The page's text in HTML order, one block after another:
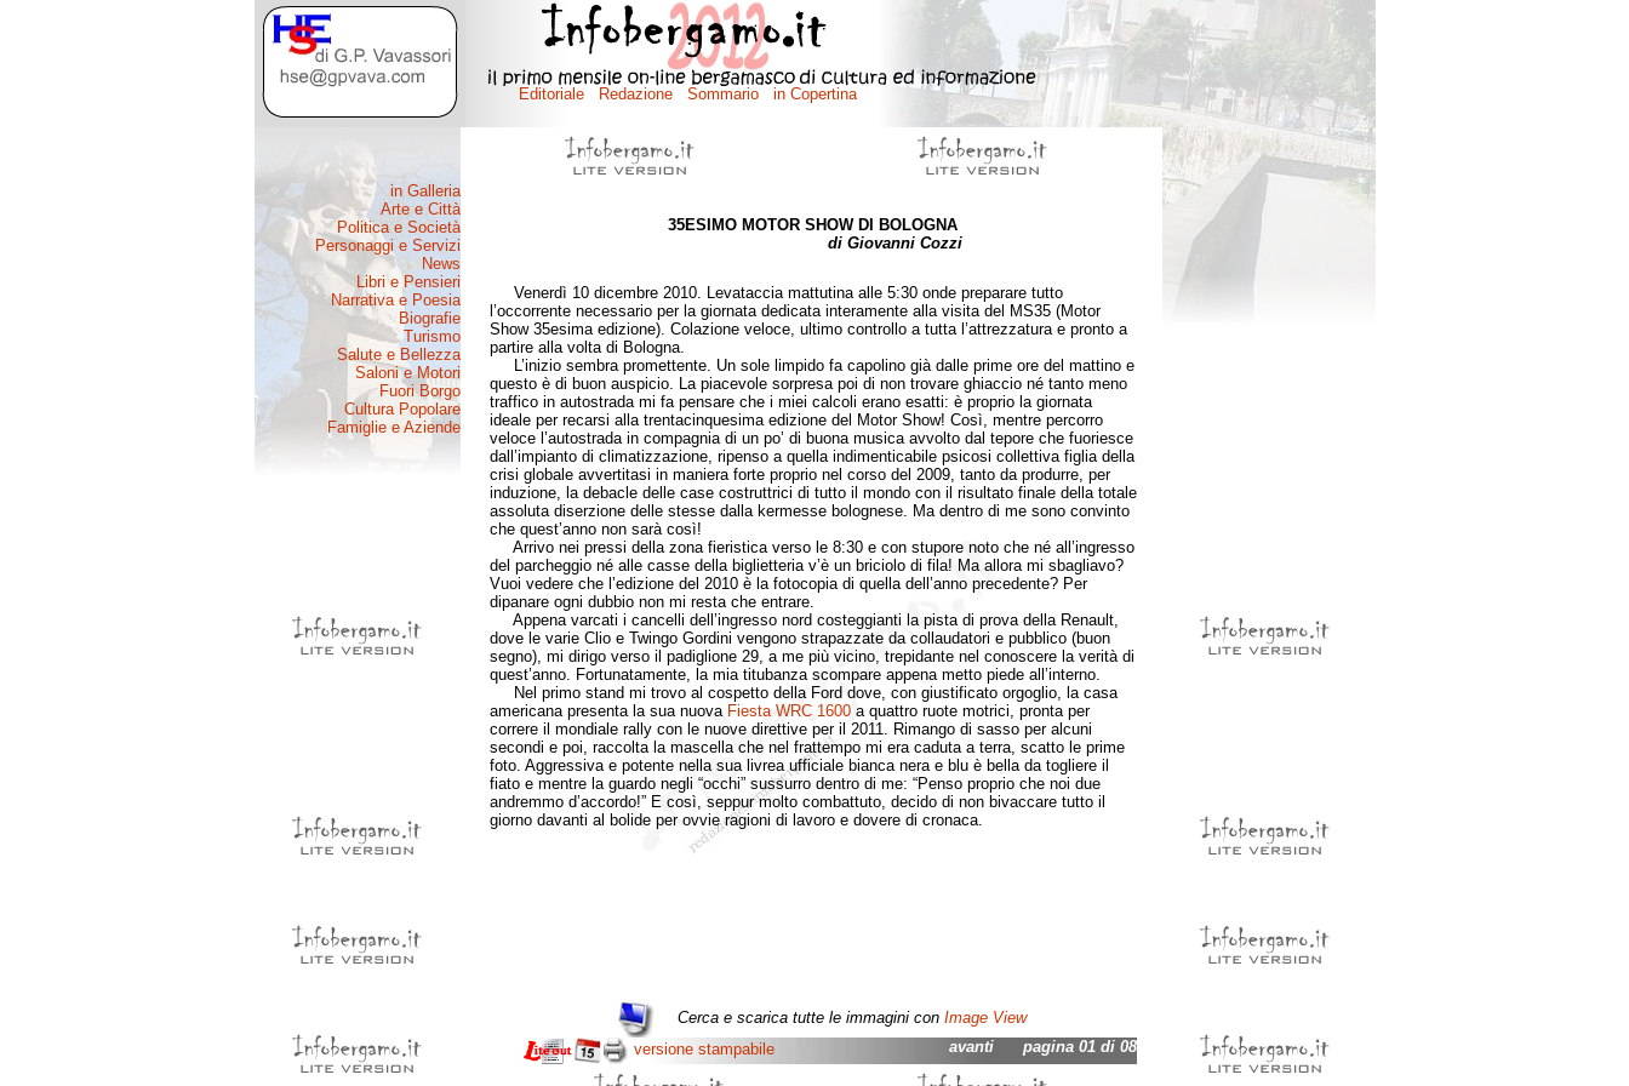
35ESIMO MOTOR SHOW DI BOLOGNA
di Giovanni Cozzi
Venerdì 10 dicembre 2010. Levataccia mattutina alle 5:30 onde preparare tutto
l’occorrente necessario per la giornata dedicata interamente alla visita del MS35 (Motor
Show 35esima edizione). Colazione veloce, ultimo controllo a tutta l’attrezzatura e pronto a
partire alla volta di Bologna.
L’inizio sembra promettente. Un sole limpido fa capolino già dalle prime ore del mattino e
questo è di buon auspicio. La piacevole sorpresa poi di non trovare ghiaccio né tanto meno
traffico in autostrada mi fa pensare che i miei calcoli erano esatti: è proprio la giornata
ideale per recarsi alla trentacinquesima edizione del Motor Show! Così, mentre percorro
veloce l’autostrada in compagnia di un po’ di buona musica avvolto dal tepore che fuoriesce
dall’impianto di climatizzazione, ripenso a quella indimenticabile psicosi collettiva figlia della
crisi globale avvertitasi in maniera forte proprio nel corso del 2009, tanto da produrre, per
induzione, la debacle delle case costruttrici di tutto il mondo con il risultato finale della totale
assoluta diserzione delle stesse dalla kermesse bolognese. Ma dentro di me sono convinto
che quest’anno non sarà così!
Arrivo nei pressi della zona fieristica verso le 8:30 e con stupore noto che né all’ingresso
del parcheggio né alle casse della biglietteria v’è un briciolo di fila! Ma allora mi sbagliavo?
Vuoi vedere che l’edizione del 2010 è la fotocopia di quella dell’anno precedente? Per
dipanare ogni dubbio non mi resta che entrare.
Appena varcati i cancelli dell’ingresso nord costeggianti la pista di prova della Renault,
dove le varie Clio e Twingo Gordini vengono strapazzate da collaudatori e pubblico (buon
segno), mi dirigo verso il padiglione 29, a me più vicino, trepidante nel conoscere la verità di
quest’anno. Fortunatamente, la mia titubanza scompare appena metto piede all’interno.
Nel primo stand mi trovo al cospetto della Ford dove, con giustificato orgoglio, la casa
americana presenta la sua nuova Fiesta WRC 1600a quattro ruote motrici, pronta per
correre il mondiale rally con le nuove direttive per il 2011. Rimango di sasso per alcuni
secondi e poi, raccolta la mascella che nel frattempo mi era caduta a terra, scatto le prime
foto. Aggressiva e potente nella sua livrea ufficiale bianca nera e blu è bella da togliere il
fiato e mentre la guardo negli “occhi” sussurro dentro di me: “Penso proprio che noi due
andremmo d’accordo!” E così, seppur molto combattuto, decido di non bivaccare tutto il
giorno davanti al bolide per ovvie ragioni di lavoro e dovere di cronaca.
Cerca e scarica tutte le immagini con Image View
versione stampabile
avantipagina 01 di 08